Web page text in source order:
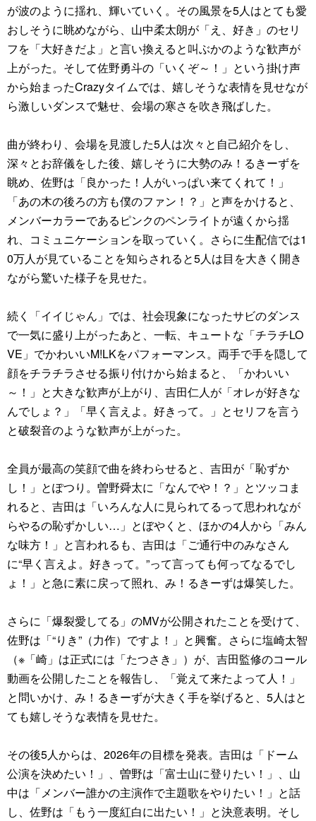
が波のように揺れ、輝いていく。その風景を5人はとても愛
おしそうに眺めながら、山中柔太朗が「え、好き」のセリ
フを「大好きだよ」と言い換えると叫ぶかのような歓声が
上がった。そして佐野勇斗の「いくぞ～！」という掛け声
から始まったCrazyタイムでは、嬉しそうな表情を見せなが
ら激しいダンスで魅せ、会場の寒さを吹き飛ばした。
曲が終わり、会場を見渡した5人は次々と自己紹介をし、
深々とお辞儀をした後、嬉しそうに大勢のみ！るきーずを
眺め、佐野は「良かった！人がいっぱい来てくれて！」
「あの木の後ろの方も僕のファン！？」と声をかけると、
メンバーカラーであるピンクのペンライトが遠くから揺
れ、コミュニケーションを取っていく。さらに生配信では1
0万人が見ていることを知らされると5人は目を大きく開き
ながら驚いた様子を見せた。
続く「イイじゃん」では、社会現象になったサビのダンス
で一気に盛り上がったあと、一転、キュートな「チラチLO
VE」でかわいいM!LKをパフォーマンス。両手で手を隠して
顔をチラチラさせる振り付けから始まると、「かわいい
～！」と大きな歓声が上がり、吉田仁人が「オレが好きな
んでしょ？」「早く言えよ。好きって。」とセリフを言う
と破裂音のような歓声が上がった。
全員が最高の笑顔で曲を終わらせると、吉田が「恥ずか
し！」とぽつり。曽野舜太に「なんでや！？」とツッコま
れると、吉田は「いろんな人に見られてるって思われなが
らやるの恥ずかしい…」とぼやくと、ほかの4人から「みん
な味方！」と言われるも、吉田は「ご通行中のみなさん
に“早く言えよ。好きって。”って言っても何ってなるでし
ょ！」と急に素に戻って照れ、み！るきーずは爆笑した。
さらに「爆裂愛してる」のMVが公開されたことを受けて、
佐野は「“りき”（力作）ですよ！」と興奮。さらに塩崎太智
（※「崎」は正式には「たつさき」）が、吉田監修のコール
動画を公開したことを報告し、「覚えて来たよって人！」
と問いかけ、み！るきーずが大きく手を挙げると、5人はと
ても嬉しそうな表情を見せた。
その後5人からは、2026年の目標を発表。吉田は「ドーム
公演を決めたい！」、曽野は「富士山に登りたい！」、山
中は「メンバー誰かの主演作で主題歌をやりたい！」と話
し、佐野は「もう一度紅白に出たい！」と決意表明。そし